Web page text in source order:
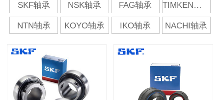
SKF轴承 NSK轴承 FAG轴承 TIMKEN轴承
NTN轴承 KOYO轴承 IKO轴承 NACHI轴承